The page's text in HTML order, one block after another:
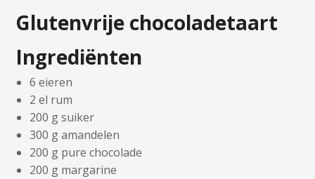
Glutenvrije chocoladetaart
Ingrediënten
6 eieren
2 el rum
200 g suiker
300 g amandelen
200 g pure chocolade
200 g margarine